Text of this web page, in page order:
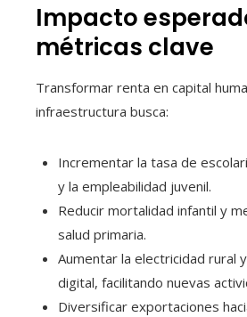
Impacto
métricas clave
Transformar renta en capital
infraestructura busca:
Incrementar la tasa de
y la empleabilidad juvenil.
Reducir mortalidad infantil y
salud primaria.
Aumentar la electricidad rural
digital, facilitando nuevas
Diversificar exportaciones